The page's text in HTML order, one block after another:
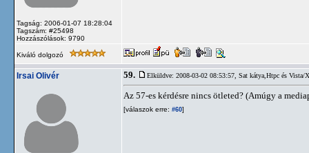
Tagság: 2006-01-07 18:28:04
Tagszám: #25498
Hozzászólások: 9790
Kiváló dolgozó
Irsai Olivér 59. Elküldve: 2008-03-02 08:53:57, Sat kátya,Htpc és Vista/
Az 57-es kérdésre nincs ötleted? (Amúgy a
[válaszok erre: #60]